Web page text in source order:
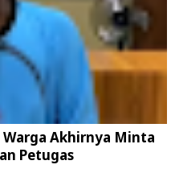
Warga Akhirnya Minta
Petugas